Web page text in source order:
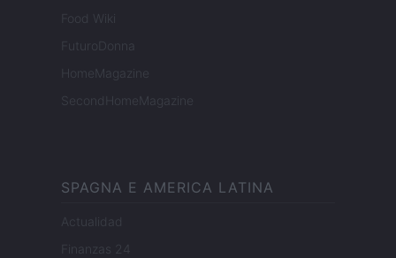
Food Wiki
FuturoDonna
HomeMagazine
SecondHomeMagazine
SPAGNA E AMERICA LATINA
Actualidad
Finanzas 24